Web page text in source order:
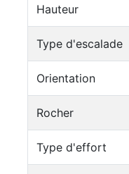
Hauteur
Type d'escalade
Orientation
Rocher
Type d'effort